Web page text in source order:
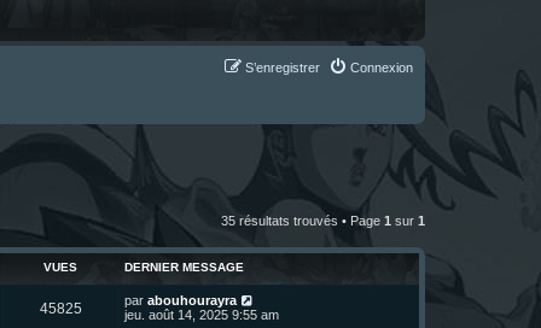
Connexion
S’enregistrer
35 résultats trouvés • Page 1 sur 1
VUES DERNIER MESSAGE
45825V
D
e
par abouhourayra
jeu. août 14, 2025 9:55 am